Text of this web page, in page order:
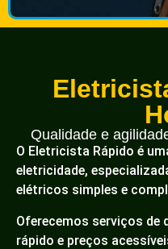
Qualidade e
O Eletricista Rápido é
eletricidade,
elétricos simples e
Oferecemos serviços de
rápido e preços